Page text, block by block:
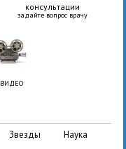
консультации
задайте вопрос врачу
ВИДЕО
звезды
наука